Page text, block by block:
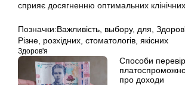
сприяє досягненню оптимальних клінічних
Позначки:Важливість выбору, для
Різне розхідних стоматологів якісних
Здоров'я
Способи
про доходи